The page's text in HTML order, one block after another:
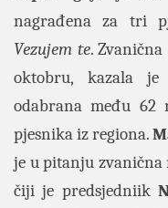
nagrađena za tri
Vezujem te.
oktobru, kazala je
odabrana među 62
pjesnika iz regiona.
je u pitanju zvanična
čiji je predsjedniik